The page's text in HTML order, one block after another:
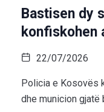
Bastisen dy
konfiskohen
22/07/2026
Policia e Kosovës
dhe municion